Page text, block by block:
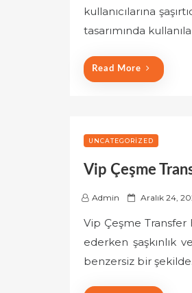
t
e
o
n
kullanıcılarına
tasarımında
Read More
UNCATEGORIZED
Vip Çeşme
Admin
P
s
t
e
o
Aralık 24,
Vip Çeşme
ederken şaşkınlık
benzersiz bir